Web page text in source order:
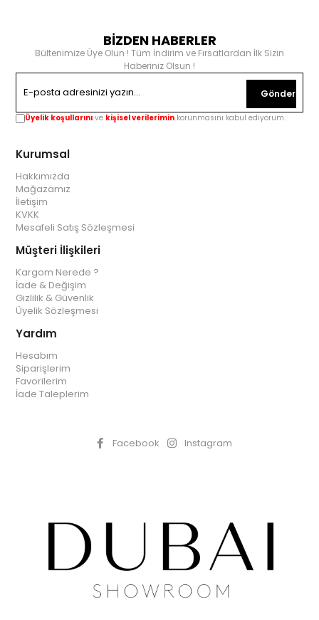
BİZDEN HABERLER
Bültenimize Üye Olun ! Tüm İndirim ve Fırsatlardan İlk Sizin
Haberiniz Olsun !
Gönder
Üyelik koşullarını ve kişisel verilerimin korunmasını kabul ediyorum.
Kurumsal
Hakkımızda
Mağazamız
İletişim
KVKK
Mesafeli Satış Sözleşmesi
Müşteri İlişkileri
Kargom Nerede ?
İade & Değişim
Gizlilik & Güvenlik
Üyelik Sözleşmesi
Yardım
Hesabım
Siparişlerim
Favorilerim
İade Taleplerim
Facebook Instagram